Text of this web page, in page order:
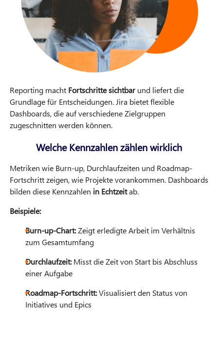
Reporting macht Fortschritte sichtbarund liefert die
Grundlage für Entscheidungen. Jira bietet flexible
Dashboards, die auf verschiedene Zielgruppen
zugeschnitten werden können.
Welche Kennzahlen zählen wirklich
Metriken wie Burn-up, Durchlaufzeiten und Roadmap-
Fortschritt zeigen, wie Projekte vorankommen. Dashboards
bilden diese Kennzahlen in Echtzeitab.
Beispiele:
Burn-up-Chart:Zeigt erledigte Arbeit im Verhältnis
zum Gesamtumfang
Durchlaufzeit:Misst die Zeit von Start bis Abschluss
einer Aufgabe
Roadmap-Fortschritt:Visualisiert den Status von
Initiatives und Epics